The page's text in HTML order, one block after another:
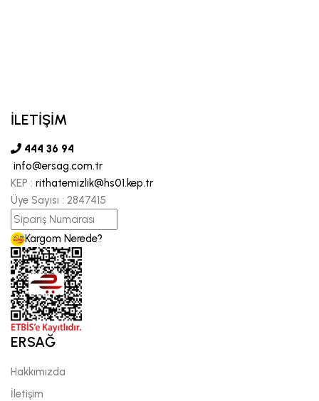
İLETİŞİM
444 36 94
info@ersag.com.tr
KEP : rithatemizlik@hs01.kep.tr
Üye Sayısı : 2847415
Kargom Nerede?
ERSAĞ
Hakkımızda
İletişim